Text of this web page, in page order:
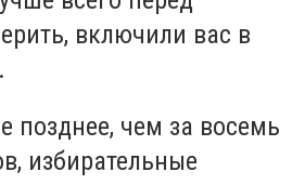
включили вас в
позднее, чем за восемь
избирательные